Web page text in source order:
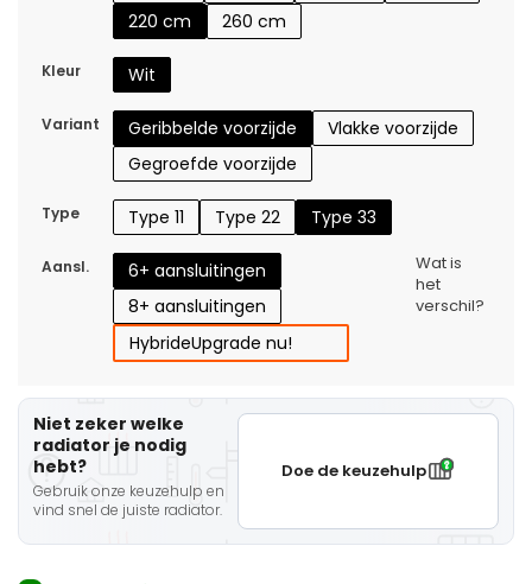
220 cm
260 cm
Kleur Wit
Variant Geribbelde voorzijde
Vlakke voorzijde
Gegroefde voorzijde
Type Type 11 Type 22 Type 33
Aansl.
6+ aansluitingen
8+ aansluitingen
HybrideUpgrade nu!
Wat is
het
verschil?
Niet zeker welke
radiator je nodig
hebt?
Gebruik onze keuzehulp en
vind snel de juiste radiator.
Doe de keuzehulp